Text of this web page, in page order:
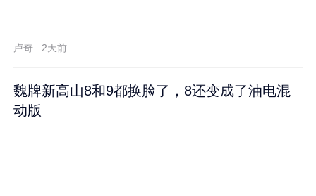
卢奇 2天前
魏牌新高山8和9都换脸了，8还变成了油电混
动版